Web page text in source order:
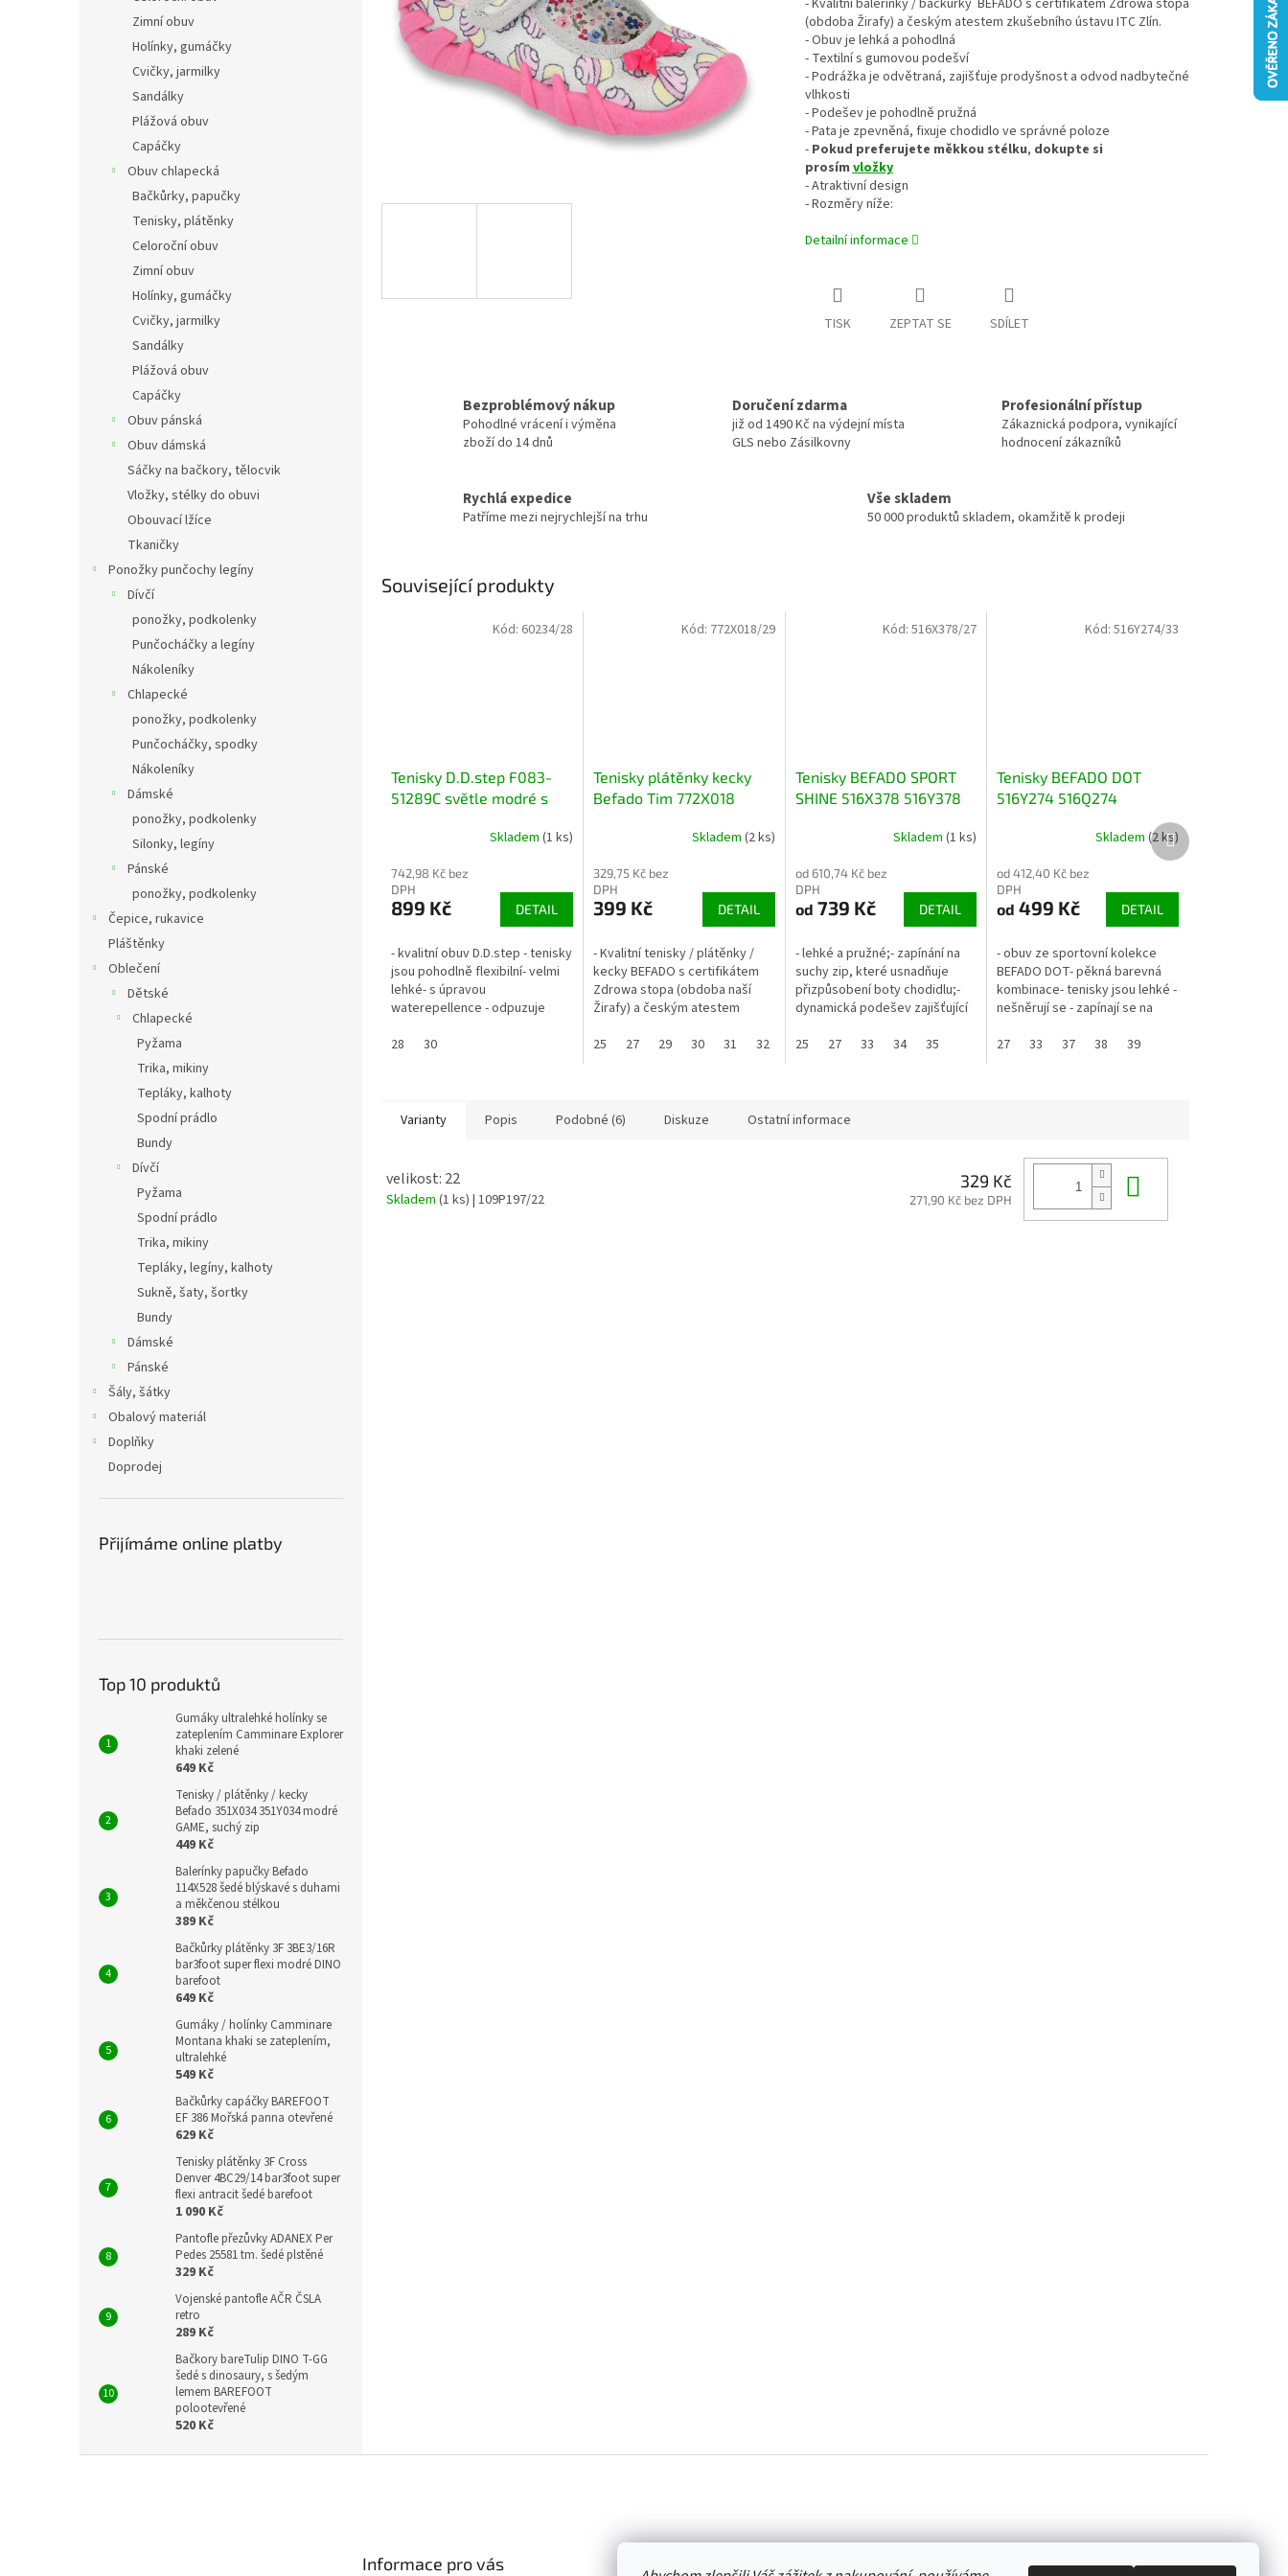
Zimní obuv
Holínky, gumáčky
Cvičky, jarmilky
Sandálky
Plážová obuv
Capáčky
Obuv chlapecká
Bačkůrky, papučky
Tenisky, plátěnky
Celoroční obuv
Zimní obuv
Holínky, gumáčky
Cvičky, jarmilky
Sandálky
Plážová obuv
Capáčky
Obuv pánská
Obuv dámská
Sáčky na bačkory, tělocvik
Vložky, stélky do obuvi
Obouvací lžíce
Tkaničky
Ponožky punčochy legíny
Dívčí
ponožky, podkolenky
Punčocháčky a legíny
Nákoleníky
Chlapecké
ponožky, podkolenky
Punčocháčky, spodky
Nákoleníky
Dámské
ponožky, podkolenky
Silonky, legíny
Pánské
ponožky, podkolenky
Čepice, rukavice
Pláštěnky
Oblečení
Dětské
Chlapecké
Pyžama
Trika, mikiny
Tepláky, kalhoty
Spodní prádlo
Bundy
Dívčí
Pyžama
Spodní prádlo
Trika, mikiny
Tepláky, legíny, kalhoty
Sukně, šaty, šortky
Bundy
Dámské
Pánské
Šály, šátky
Obalový materiál
Doplňky
Doprodej
Přijímáme online platby
Top 10 produktů
Gumáky ultralehké holínky se
zateplením Camminare Explorer
khaki zelené
649 Kč
Tenisky / plátěnky / kecky
Befado 351X034 351Y034 modré
GAME, suchý zip
449 Kč
Balerínky papučky Befado
114X528 šedé blýskavé s duhami
a měkčenou stélkou
389 Kč
Bačkůrky plátěnky 3F 3BE3/16R
bar3foot super flexi modré DINO
barefoot
649 Kč
Gumáky / holínky Camminare
Montana khaki se zateplením,
ultralehké
549 Kč
Bačkůrky capáčky BAREFOOT
EF 386 Mořská panna otevřené
629 Kč
Tenisky plátěnky 3F Cross
Denver 4BC29/14 bar3foot super
flexi antracit šedé barefoot
1 090 Kč
Pantofle přezůvky ADANEX Per
Pedes 25581 tm. šedé plstěné
329 Kč
Vojenské pantofle AČR ČSLA
retro
289 Kč
Bačkory bareTulip DINO T-GG
šedé s dinosaury, s šedým
lemem BAREFOOT
polootevřené
520 Kč
- Kvalitní balerínky / bačkůrky BEFADO s certifikátem Zdrowa stopa
(obdoba Žirafy) a českým atestem zkušebního ústavu ITC Zlín.
- Obuv je lehká a pohodlná
- Textilní s gumovou podešví
- Podrážka je odvětraná, zajišťuje prodyšnost a odvod nadbytečné
vlhkosti
- Podešev je pohodlně pružná
- Pata je zpevněná, fixuje chodidlo ve správné poloze
- Pokud preferujete měkkou stélku, dokupte si
prosímvložky
- Atraktivní design
- Rozměry níže:
Detailní informace
TISK ZEPTAT SE SDÍLET
Bezproblémový nákup
Pohodlné vrácení i výměna
zboží do 14 dnů
Doručení zdarma
již od 1490 Kč na výdejní místa
GLS nebo Zásilkovny
Profesionální přístup
Zákaznická podpora, vynikající
hodnocení zákazníků
Rychlá expedice
Patříme mezi nejrychlejší na trhu
Vše skladem
50 000 produktů skladem, okamžitě k prodeji
Související produkty
Tenisky D.D.step F083-
51289C světle modré s
Skladem (1 ks)
742,98 Kč bez
DPH
899 Kč DETAIL
- kvalitní obuv D.D.step - tenisky
jsou pohodlně flexibilní- velmi
lehké- s úpravou
waterepellence - odpuzuje
pračce (v pracím sáčku, na
28 30
Kód: 60234/28
Tenisky plátěnky kecky
Befado Tim 772X018
Skladem (2 ks)
329,75 Kč bez
DPH
399 Kč DETAIL
- Kvalitní tenisky / plátěnky /
kecky BEFADO s certifikátem
Zdrowa stopa (obdoba naší
Žirafy) a českým atestem
2 suchými zipy- Obuv je lehká
25 27 29 30 31 32 33
Kód: 772X018/29
Tenisky BEFADO SPORT
SHINE 516X378 516Y378
Skladem(1 ks)
od 610,74 Kč bez
DPH
od 739 Kč DETAIL
- lehké a pružné;- zapínání na
suchy zip, které usnadňuje
přizpůsobení boty chodidlu;-
dynamická podešev zajišťující
površích;- poutko na zadní
25 27 33 34 35
Kód:516X378/27
Tenisky BEFADO DOT
516Y274 516Q274
516X274 růžové lososové
Skladem (2 ks)
od 412,40 Kč bez
DPH
od 499 Kč DETAIL
- obuv ze sportovní kolekce
BEFADO DOT- pěkná barevná
kombinace- tenisky jsou lehké -
nešněrují se - zapínají se na
zpracované- síťované prvky
27 33 37 38 39
Kód: 516Y274/33
Další
produkt
Varianty Popis Podobné (6) Diskuze Ostatní informace
velikost: 22
Skladem (1 ks) | 109P197/22
329 Kč
271,90 Kč bez DPH
Informace pro vás